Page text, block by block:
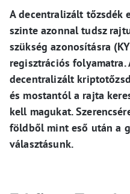
A decentralizált tőzsdék
szinte azonnal tudsz
szükség azonosításra
regisztrációs folyamatra.
decentralizált
és mostantól a rajta
kell magukat.
földből mint eső után a
választásunk.